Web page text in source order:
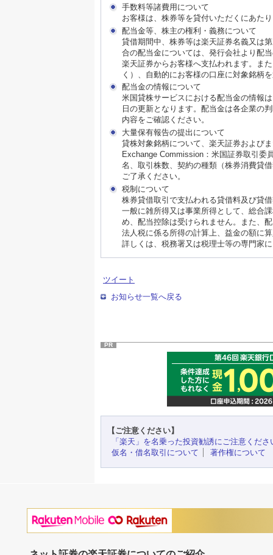
手数料等諸費用について
お客様は、株券等を貸付いただくにあた
配当金等、株主の権利・義務について
貸借期間中、株券等は楽天証券名義又は
合の配当金については、発行会社より配
楽天証券からお客様へ支払われます。ま
く）、自動的にお客様の口座に対象銘柄
配当金の情報について
米国貸株サービスにおける配当金の情報
日の更新となります。配当金は各企業の
内容をご確認ください。
大量保有報告の提出について
貸株対象銘柄について、楽天証券および
Exchange Commission：米国証券取引委
名、取引株数、契約の種類（株券消費貸
ご了承ください。
税制について
株券貸借取引で支払われる貸借料及び貸
一般に雑所得又は事業所得として、総合
め、配当控除は受けられません。また、
法人税に係る所得の計算上、益金の額に
詳しくは、税務署又は税理士等の専門家
ツイート
お知らせ一覧へ戻る
PR
【ご注意ください】
「楽天」を名乗った投資勧誘にご注意くださ
仮名・借名取引について
著作権について